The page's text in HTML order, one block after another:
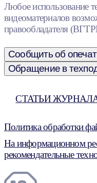
Любое использование
видеоматериалов
правообладателя
Сообщить об
Обращение в
СТАТЬИ
Политика обработки
На информационном
рекомендательные